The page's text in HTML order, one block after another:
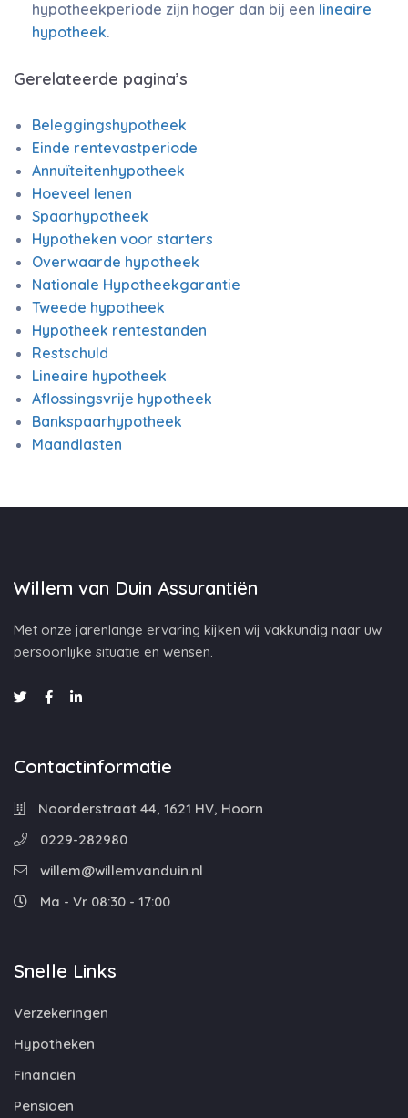
hypotheekperiode zijn hoger dan bij een lineaire
hypotheek.
Gerelateerde pagina’s
Beleggingshypotheek
Einde rentevastperiode
Annuïteitenhypotheek
Hoeveel lenen
Spaarhypotheek
Hypotheken voor starters
Overwaarde hypotheek
Nationale Hypotheekgarantie
Tweede hypotheek
Hypotheek rentestanden
Restschuld
Lineaire hypotheek
Aflossingsvrije hypotheek
Bankspaarhypotheek
Maandlasten
Willem van Duin Assurantiën
Met onze jarenlange ervaring kijken wij vakkundig naar uw
persoonlijke situatie en wensen.
Contactinformatie
Noorderstraat 44, 1621 HV, Hoorn
0229-282980
willem@willemvanduin.nl
Ma - Vr 08:30 - 17:00
Snelle Links
Verzekeringen
Hypotheken
Financiën
Pensioen